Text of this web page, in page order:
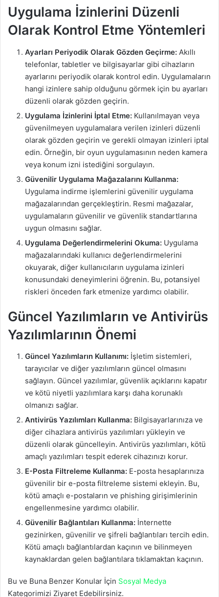
Uygulama İzinlerini Düzenli
Olarak Kontrol Etme Yöntemleri
Ayarları Periyodik Olarak Gözden Geçirme: Akıllı
telefonlar, tabletler ve bilgisayarlar gibi cihazların
ayarlarını periyodik olarak kontrol edin. Uygulamaların
hangi izinlere sahip olduğunu görmek için bu ayarları
düzenli olarak gözden geçirin.
Uygulama İzinlerini İptal Etme: Kullanılmayan veya
güvenilmeyen uygulamalara verilen izinleri düzenli
olarak gözden geçirin ve gerekli olmayan izinleri iptal
edin. Örneğin, bir oyun uygulamasının neden kamera
veya konum izni istediğini sorgulayın.
Güvenilir Uygulama Mağazalarını Kullanma:
Uygulama indirme işlemlerini güvenilir uygulama
mağazalarından gerçekleştirin. Resmi mağazalar,
uygulamaların güvenilir ve güvenlik standartlarına
uygun olmasını sağlar.
Uygulama Değerlendirmelerini Okuma: Uygulama
mağazalarındaki kullanıcı değerlendirmelerini
okuyarak, diğer kullanıcıların uygulama izinleri
konusundaki deneyimlerini öğrenin. Bu, potansiyel
riskleri önceden fark etmenize yardımcı olabilir.
Güncel Yazılımların ve Antivirüs
Yazılımlarının Önemi
Güncel Yazılımların Kullanımı: İşletim sistemleri,
tarayıcılar ve diğer yazılımların güncel olmasını
sağlayın. Güncel yazılımlar, güvenlik açıklarını kapatır
ve kötü niyetli yazılımlara karşı daha korunaklı
olmanızı sağlar.
Antivirüs Yazılımları Kullanma: Bilgisayarlarınıza ve
diğer cihazlara antivirüs yazılımları yükleyin ve
düzenli olarak güncelleyin. Antivirüs yazılımları, kötü
amaçlı yazılımları tespit ederek cihazınızı korur.
E-Posta Filtreleme Kullanma: E-posta hesaplarınıza
güvenilir bir e-posta filtreleme sistemi ekleyin. Bu,
kötü amaçlı e-postaların ve phishing girişimlerinin
engellenmesine yardımcı olabilir.
Güvenilir Bağlantıları Kullanma: İnternette
gezinirken, güvenilir ve şifreli bağlantıları tercih edin.
Kötü amaçlı bağlantılardan kaçının ve bilinmeyen
kaynaklardan gelen bağlantılara tıklamaktan kaçının.
Bu ve Buna Benzer Konular İçin Sosyal Medya
Kategorimizi Ziyaret Edebilirsiniz.